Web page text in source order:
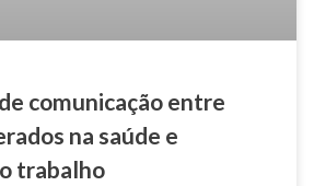
comunicação entre
na saúde e
trabalho